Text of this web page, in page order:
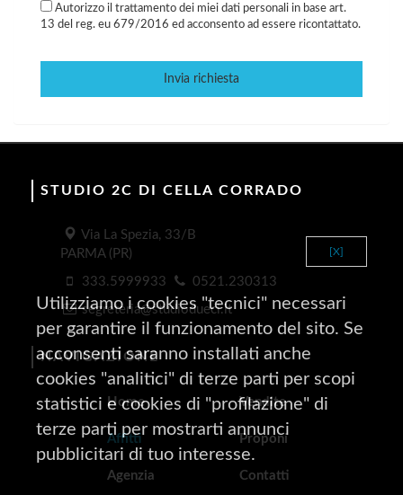
Autorizzo il trattamento dei miei dati personali in base art.
13 del reg. eu 679/2016 ed acconsento ad essere ricontattato.
Invia richiesta
STUDIO 2C DI CELLA CORRADO
Via La Spezia, 33/B
PARMA (PR)
333.5999933 0521.230313
segreteria@studiodueci.it
NAVIGAZIONE
Home Vendite
Affitti Proponi
Agenzia Contatti
[X]
Utilizziamo i cookies "tecnici" necessari
per garantire il funzionamento del sito. Se
acconsenti saranno installati anche
cookies "analitici" di terze parti per scopi
statistici e cookies di "profilazione" di
terze parti per mostrarti annunci
pubblicitari di tuo interesse.